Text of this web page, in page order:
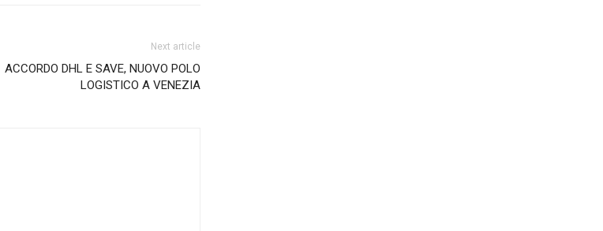
Next article
ACCORDO DHL E SAVE, NUOVO POLO
LOGISTICO A VENEZIA